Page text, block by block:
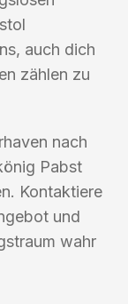
auch dich
zählen zu
nach
Pabst
Kontaktiere
und
wahr